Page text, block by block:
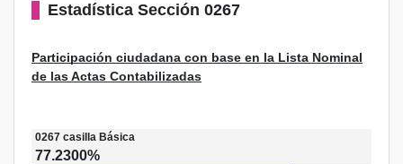
Estadística Sección 0267
Participación ciudadana con base en la Lista Nominal
de las Actas Contabilizadas
0267 casilla Básica
77.2300%